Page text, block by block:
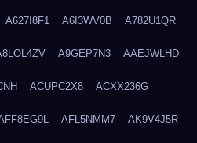
A627I8F1 A6I3WV0B A782U1QR
A9GEP7N3 AAEJWLHD
ACUPC2X8 ACXX236G
AFL5NMM7 AK9V4J5R